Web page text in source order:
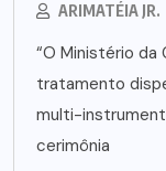
ARIMATÉIA JR.
“O Ministério da
tratamento
multi-
cerimônia